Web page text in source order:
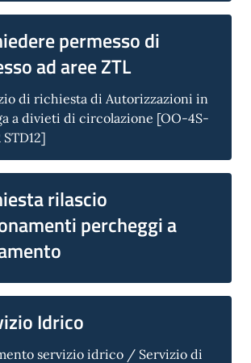
permesso di
ad aree ZTL
di richiesta di Autorizzazioni in
a divieti di circolazione [OO-4S-
STD12]
rilascio
percheggi a
Idrico
servizio idrico / Servizio di